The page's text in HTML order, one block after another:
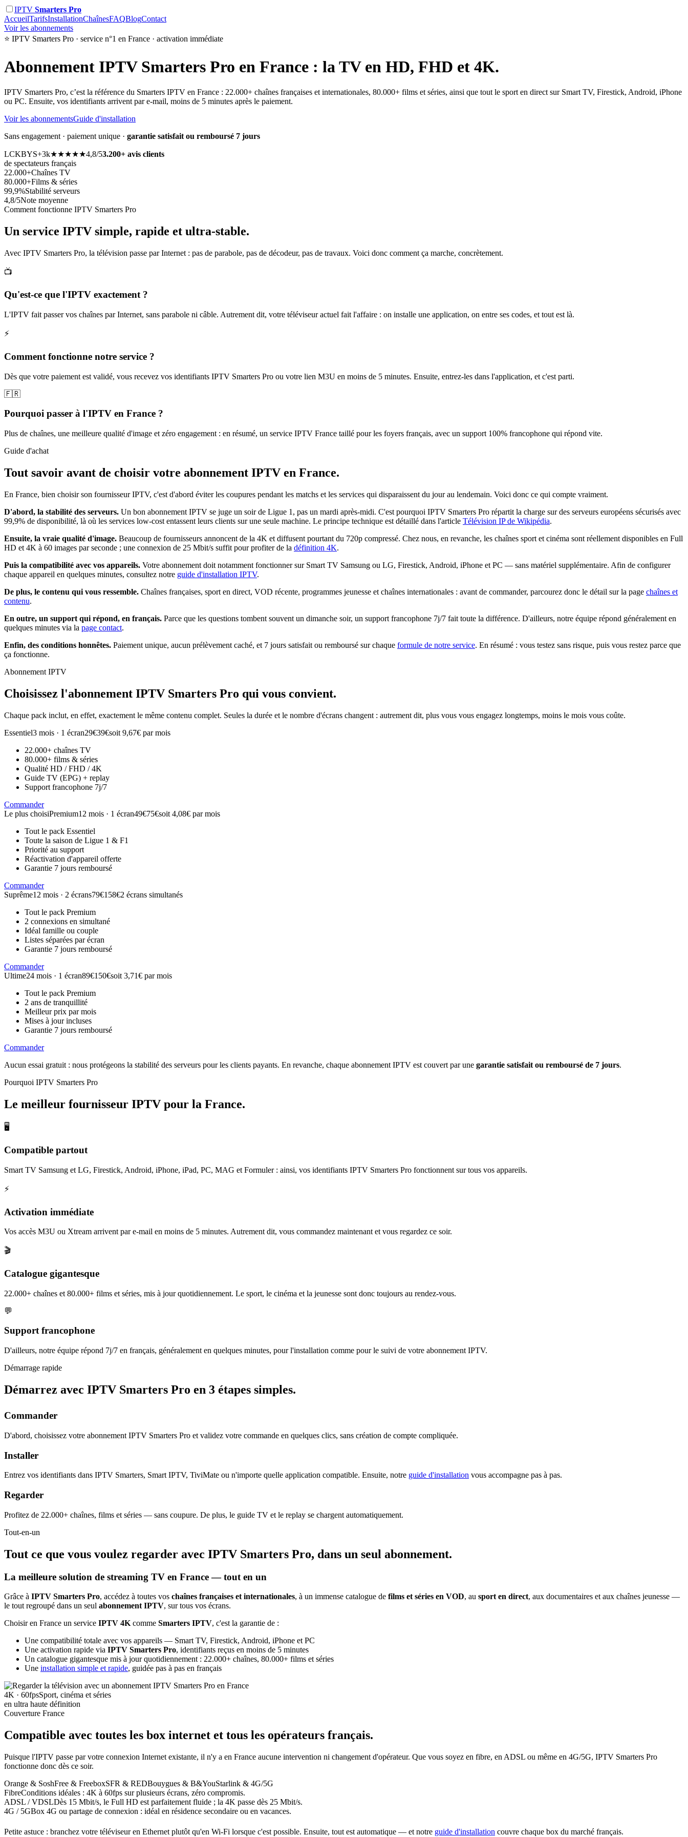
IPTV Smarters Pro
AccueilTarifsInstallationChaînesFAQBlogContact
Voir les abonnements
⭐ IPTV Smarters Pro · service n°1 en France · activation immédiate
Abonnement IPTV Smarters Pro en France : la TV en HD, FHD et 4K.
IPTV Smarters Pro, c’est la référence du Smarters IPTV en France : 22.000+ chaînes françaises et internationales, 80.000+ films et séries, ainsi que tout le sport en direct sur Smart TV, Firestick, Android, iPhone
ou PC. Ensuite, vos identifiants arrivent par e-mail, moins de 5 minutes après le paiement.
Voir les abonnementsGuide d'installation
Sans engagement · paiement unique · garantie satisfait ou remboursé 7 jours
LCKBYS+3k★★★★★4,8/53.200+ avis clients
de spectateurs français
22.000+Chaînes TV
80.000+Films & séries
99,9%Stabilité serveurs
4,8/5Note moyenne
Comment fonctionne IPTV Smarters Pro
Un service IPTV simple, rapide et ultra-stable.
Avec IPTV Smarters Pro, la télévision passe par Internet : pas de parabole, pas de décodeur, pas de travaux. Voici donc comment ça marche, concrètement.
📺
Qu'est-ce que l'IPTV exactement ?
L'IPTV fait passer vos chaînes par Internet, sans parabole ni câble. Autrement dit, votre téléviseur actuel fait l'affaire : on installe une application, on entre ses codes, et tout est là.
⚡
Comment fonctionne notre service ?
Dès que votre paiement est validé, vous recevez vos identifiants IPTV Smarters Pro ou votre lien M3U en moins de 5 minutes. Ensuite, entrez-les dans l'application, et c'est parti.
🇫🇷
Pourquoi passer à l'IPTV en France ?
Plus de chaînes, une meilleure qualité d'image et zéro engagement : en résumé, un service IPTV France taillé pour les foyers français, avec un support 100% francophone qui répond vite.
Guide d'achat
Tout savoir avant de choisir votre abonnement IPTV en France.
En France, bien choisir son fournisseur IPTV, c'est d'abord éviter les coupures pendant les matchs et les services qui disparaissent du jour au lendemain. Voici donc ce qui compte vraiment.
D'abord, la stabilité des serveurs. Un bon abonnement IPTV se juge un soir de Ligue 1, pas un mardi après-midi. C'est pourquoi IPTV Smarters Pro répartit la charge sur des serveurs européens sécurisés avec
99,9% de disponibilité, là où les services low-cost entassent leurs clients sur une seule machine. Le principe technique est détaillé dans l'article Télévision IP de Wikipédia.
Ensuite, la vraie qualité d'image. Beaucoup de fournisseurs annoncent de la 4K et diffusent pourtant du 720p compressé. Chez nous, en revanche, les chaînes sport et cinéma sont réellement disponibles en Full
HD et 4K à 60 images par seconde ; une connexion de 25 Mbit/s suffit pour profiter de la définition 4K.
Puis la compatibilité avec vos appareils. Votre abonnement doit notamment fonctionner sur Smart TV Samsung ou LG, Firestick, Android, iPhone et PC — sans matériel supplémentaire. Afin de configurer
chaque appareil en quelques minutes, consultez notre guide d'installation IPTV.
De plus, le contenu qui vous ressemble. Chaînes françaises, sport en direct, VOD récente, programmes jeunesse et chaînes internationales : avant de commander, parcourez donc le détail sur la page chaînes et
contenu.
En outre, un support qui répond, en français. Parce que les questions tombent souvent un dimanche soir, un support francophone 7j/7 fait toute la différence. D'ailleurs, notre équipe répond généralement en
quelques minutes via la page contact.
Enfin, des conditions honnêtes. Paiement unique, aucun prélèvement caché, et 7 jours satisfait ou remboursé sur chaque formule de notre service. En résumé : vous testez sans risque, puis vous restez parce que
ça fonctionne.
Abonnement IPTV
Choisissez l'abonnement IPTV Smarters Pro qui vous convient.
Chaque pack inclut, en effet, exactement le même contenu complet. Seules la durée et le nombre d'écrans changent : autrement dit, plus vous vous engagez longtemps, moins le mois vous coûte.
Essentiel3 mois · 1 écran29€39€soit 9,67€ par mois
22.000+ chaînes TV
80.000+ films & séries
Qualité HD / FHD / 4K
Guide TV (EPG) + replay
Support francophone 7j/7
Commander
Le plus choisiPremium12 mois · 1 écran49€75€soit 4,08€ par mois
Tout le pack Essentiel
Toute la saison de Ligue 1 & F1
Priorité au support
Réactivation d'appareil offerte
Garantie 7 jours remboursé
Commander
Suprême12 mois · 2 écrans79€158€2 écrans simultanés
Tout le pack Premium
2 connexions en simultané
Idéal famille ou couple
Listes séparées par écran
Garantie 7 jours remboursé
Commander
Ultime24 mois · 1 écran89€150€soit 3,71€ par mois
Tout le pack Premium
2 ans de tranquillité
Meilleur prix par mois
Mises à jour incluses
Garantie 7 jours remboursé
Commander
Aucun essai gratuit : nous protégeons la stabilité des serveurs pour les clients payants. En revanche, chaque abonnement IPTV est couvert par une garantie satisfait ou remboursé de 7 jours.
Pourquoi IPTV Smarters Pro
Le meilleur fournisseur IPTV pour la France.
🖥
Compatible partout
Smart TV Samsung et LG, Firestick, Android, iPhone, iPad, PC, MAG et Formuler : ainsi, vos identifiants IPTV Smarters Pro fonctionnent sur tous vos appareils.
⚡
Activation immédiate
Vos accès M3U ou Xtream arrivent par e-mail en moins de 5 minutes. Autrement dit, vous commandez maintenant et vous regardez ce soir.
🎬
Catalogue gigantesque
22.000+ chaînes et 80.000+ films et séries, mis à jour quotidiennement. Le sport, le cinéma et la jeunesse sont donc toujours au rendez-vous.
💬
Support francophone
D'ailleurs, notre équipe répond 7j/7 en français, généralement en quelques minutes, pour l'installation comme pour le suivi de votre abonnement IPTV.
Démarrage rapide
Démarrez avec IPTV Smarters Pro en 3 étapes simples.
Commander
D'abord, choisissez votre abonnement IPTV Smarters Pro et validez votre commande en quelques clics, sans création de compte compliquée.
Installer
Entrez vos identifiants dans IPTV Smarters, Smart IPTV, TiviMate ou n'importe quelle application compatible. Ensuite, notre guide d'installation vous accompagne pas à pas.
Regarder
Profitez de 22.000+ chaînes, films et séries — sans coupure. De plus, le guide TV et le replay se chargent automatiquement.
Tout-en-un
Tout ce que vous voulez regarder avec IPTV Smarters Pro, dans un seul abonnement.
La meilleure solution de streaming TV en France — tout en un
Grâce à IPTV Smarters Pro, accédez à toutes vos chaînes françaises et internationales, à un immense catalogue de films et séries en VOD, au sport en direct, aux documentaires et aux chaînes jeunesse —
le tout regroupé dans un seul abonnement IPTV, sur tous vos écrans.
Choisir en France un service IPTV 4K comme Smarters IPTV, c'est la garantie de :
Une compatibilité totale avec vos appareils — Smart TV, Firestick, Android, iPhone et PC
Une activation rapide via IPTV Smarters Pro, identifiants reçus en moins de 5 minutes
Un catalogue gigantesque mis à jour quotidiennement : 22.000+ chaînes, 80.000+ films et séries
Une installation simple et rapide, guidée pas à pas en français
4K · 60fpsSport, cinéma et séries
en ultra haute définition
Couverture France
Compatible avec toutes les box internet et tous les opérateurs français.
Puisque l'IPTV passe par votre connexion Internet existante, il n'y a en France aucune intervention ni changement d'opérateur. Que vous soyez en fibre, en ADSL ou même en 4G/5G, IPTV Smarters Pro
fonctionne donc dès ce soir.
Orange & SoshFree & FreeboxSFR & REDBouygues & B&YouStarlink & 4G/5G
FibreConditions idéales : 4K à 60fps sur plusieurs écrans, zéro compromis.
ADSL / VDSLDès 15 Mbit/s, le Full HD est parfaitement fluide ; la 4K passe dès 25 Mbit/s.
4G / 5GBox 4G ou partage de connexion : idéal en résidence secondaire ou en vacances.
Petite astuce : branchez votre téléviseur en Ethernet plutôt qu'en Wi-Fi lorsque c'est possible. Ensuite, tout est automatique — et notre guide d'installation couvre chaque box du marché français.